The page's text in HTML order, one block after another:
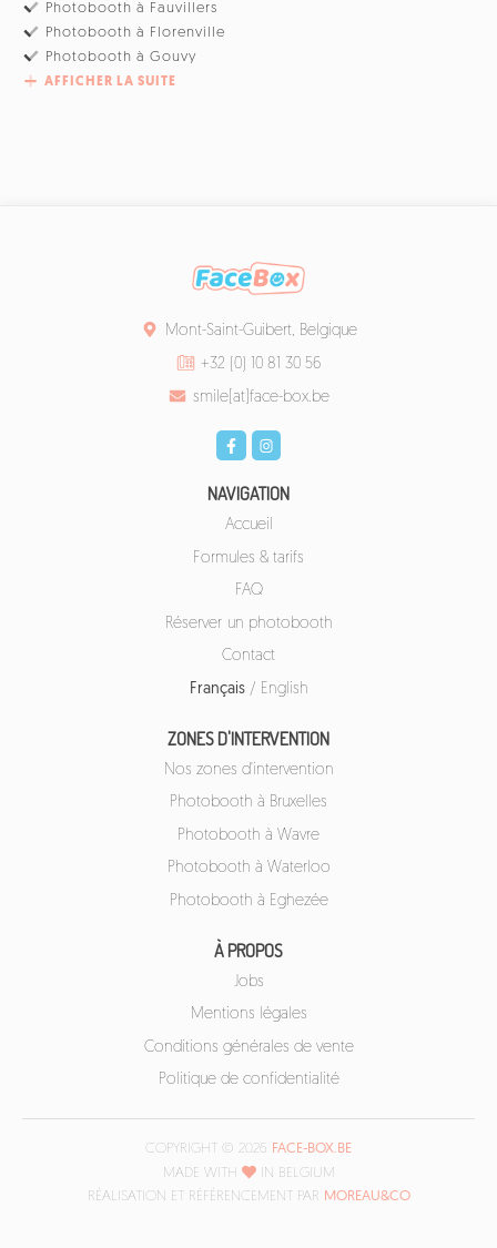
Photobooth à Fauvillers
Photobooth à Florenville
Photobooth à Gouvy
AFFICHER LA SUITE
Mont-Saint-Guibert, Belgique
+32 (0) 10 81 30 56
smile[at]face-box.be
NAVIGATION
Accueil
Formules & tarifs
FAQ
Réserver un photobooth
Contact
Français/ English
ZONES D'INTERVENTION
Nos zones d'intervention
Photobooth à Bruxelles
Photobooth à Wavre
Photobooth à Waterloo
Photobooth à Eghezée
À PROPOS
Jobs
Mentions légales
Conditions générales de vente
Politique de confidentialité
COPYRIGHT © 2026 FACE-BOX.BE
MADE WITH
IN BELGIUM
RÉALISATION ET RÉFÉRENCEMENT PAR MOREAU&CO